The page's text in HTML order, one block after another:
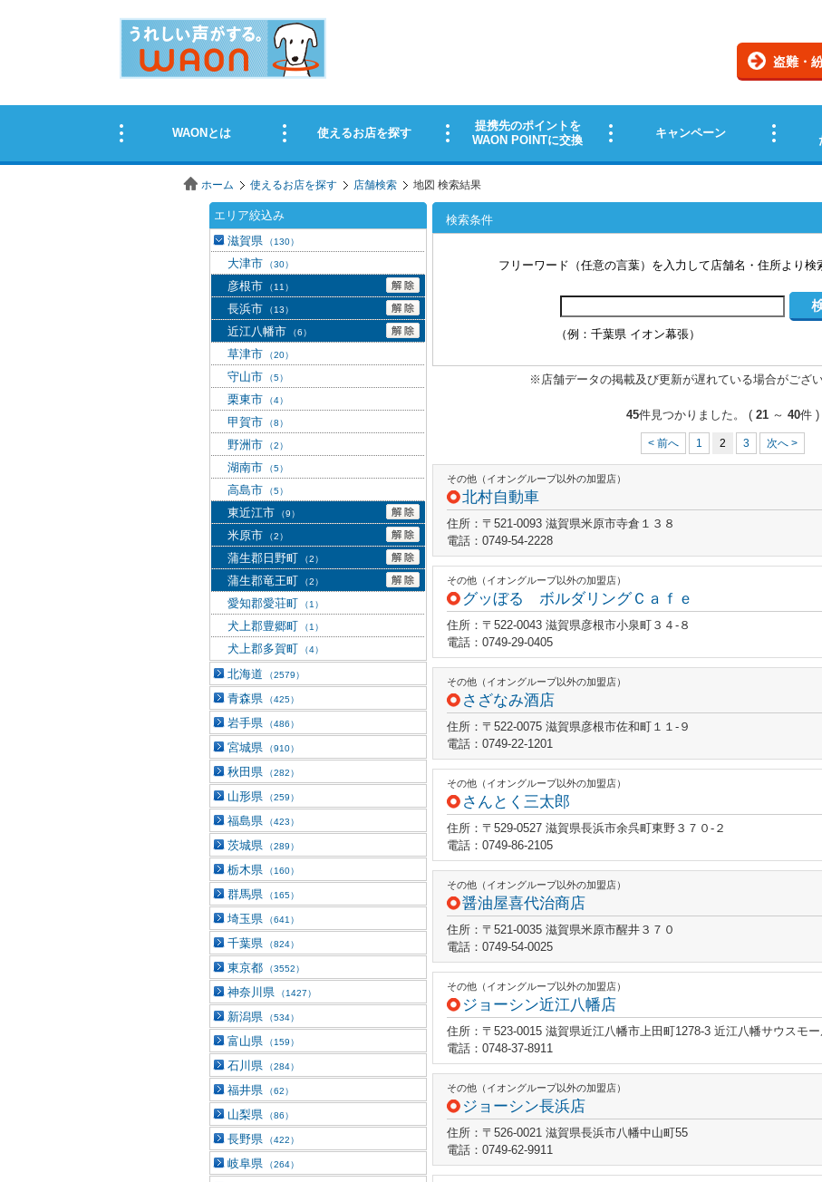
ホーム 使えるお店を探す 店舗検索 地図 検索結果
検索条件
フリーワード（任意の言葉）を入力して店舗名・住所より検
（例：千葉県 イオン幕張）
※店舗データの掲載及び更新が遅れている場合がござ
45件見つかりました。 ( 21～ 40件 )
< 前へ 1 2 3 次へ >
その他（イオングループ以外の加盟店）
北村自動車
住所：〒521-0093 滋賀県米原市寺倉１３８
電話：0749-54-2228
その他（イオングループ以外の加盟店）
グッぼる ボルダリングＣａｆｅ
住所：〒522-0043 滋賀県彦根市小泉町３４‐８
電話：0749-29-0405
その他（イオングループ以外の加盟店）
さざなみ酒店
住所：〒522-0075 滋賀県彦根市佐和町１１‐９
電話：0749-22-1201
その他（イオングループ以外の加盟店）
さんとく三太郎
住所：〒529-0527 滋賀県長浜市余呉町東野３７０‐２
電話：0749-86-2105
その他（イオングループ以外の加盟店）
醤油屋喜代治商店
住所：〒521-0035 滋賀県米原市醒井３７０
電話：0749-54-0025
その他（イオングループ以外の加盟店）
ジョーシン近江八幡店
住所：〒523-0015 滋賀県近江八幡市上田町1278-3 近江八幡サウスモ
電話：0748-37-8911
その他（イオングループ以外の加盟店）
ジョーシン長浜店
住所：〒526-0021 滋賀県長浜市八幡中山町55
電話：0749-62-9911
エリア絞込み
滋賀県
（130）
大津市 （30）
彦根市 （11）
長浜市 （13）
近江八幡市 （6）
草津市 （20）
守山市 （5）
栗東市 （4）
甲賀市 （8）
野洲市 （2）
湖南市 （5）
高島市 （5）
東近江市 （9）
米原市 （2）
蒲生郡日野町 （2）
蒲生郡竜王町 （2）
愛知郡愛荘町 （1）
犬上郡豊郷町 （1）
犬上郡多賀町 （4）
北海道 （2579）
青森県 （425）
岩手県 （486）
宮城県 （910）
秋田県 （282）
山形県 （259）
福島県 （423）
茨城県 （289）
栃木県 （160）
群馬県 （165）
埼玉県 （641）
千葉県 （824）
東京都 （3552）
神奈川県 （1427）
新潟県 （534）
富山県 （159）
石川県 （284）
福井県 （62）
山梨県 （86）
長野県 （422）
岐阜県 （264）